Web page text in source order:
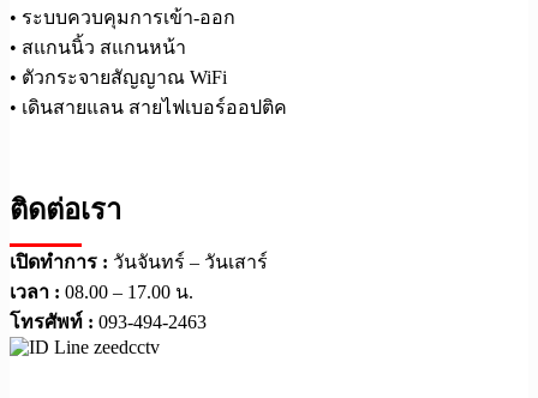
• ระบบควบคุมการเข้า-ออก
• สแกนนิ้ว สแกนหน้า
• ตัวกระจายสัญญาณ WiFi
• เดินสายแลน สายไฟเบอร์ออปติค
ติดต่อเรา
เปิดทำการ : วันจันทร์ – วันเสาร์
เวลา : 08.00 – 17.00 น.
โทรศัพท์ : 093-494-2463